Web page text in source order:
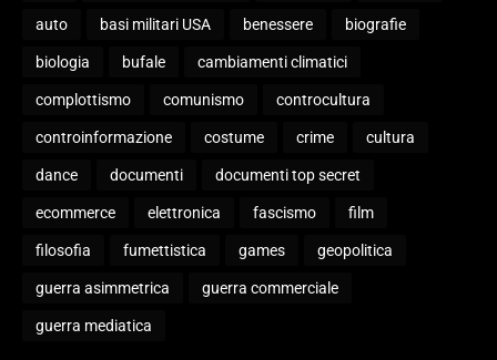
auto basi militari USA benessere biografie
biologia bufale cambiamenti climatici
complottismo comunismo controcultura
controinformazione costume crime cultura
dance documenti documenti top secret
ecommerce elettronica fascismo film
filosofia fumettistica games geopolitica
guerra asimmetrica guerra commerciale
guerra mediatica